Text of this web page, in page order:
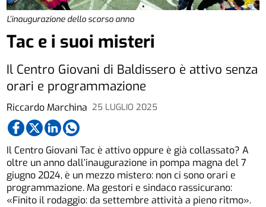
L’inaugurazione dello scorso anno
Riccardo Marchina 25 LUGLIO 2025
Tac e i suoi misteri
Il Centro Giovani di Baldissero è attivo senza
orari e programmazione
Il Centro Giovani Tac è attivo oppure è già collassato? A
oltre un anno dall’inaugurazione in pompa magna del 7
giugno 2024, è un mezzo mistero: non ci sono orari e
programmazione. Ma gestori e sindaco rassicurano:
«Finito il rodaggio: da settembre attività a pieno ritmo».